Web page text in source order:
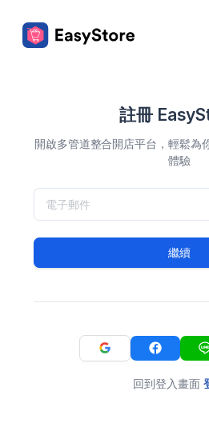
註冊
開啟多管道整合開店平台，輕鬆為
體驗
繼續
回到登入畫面